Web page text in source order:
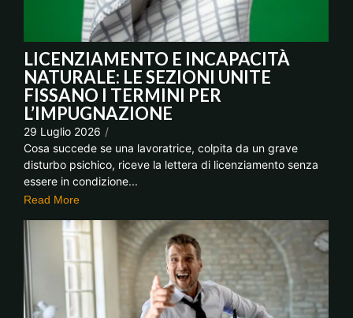
LICENZIAMENTO E INCAPACITÀ
NATURALE: LE SEZIONI UNITE
FISSANO I TERMINI PER
L’IMPUGNAZIONE
29 Luglio 2026 /
Cosa succede se una lavoratrice, colpita da un grave
disturbo psichico, riceve la lettera di licenziamento senza
essere in condizione...
Read More